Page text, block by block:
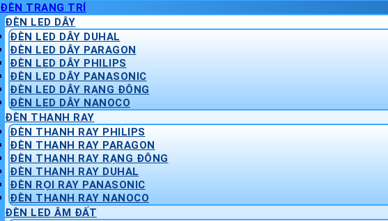
ĐÈN TRANG TRÍ
ĐÈN LED DÂY
ĐÈN LED DÂY DUHAL
ĐÈN LED DÂY PARAGON
ĐÈN LED DÂY PHILIPS
ĐÈN LED DÂY PANASONIC
ĐÈN LED DÂY RẠNG ĐÔNG
ĐÈN LED DÂY NANOCO
ĐÈN THANH RAY
ĐÈN THANH RAY PHILIPS
ĐÈN THANH RAY PARAGON
ĐÈN THANH RAY RẠNG ĐÔNG
ĐÈN THANH RAY DUHAL
ĐÈN RỌI RAY PANASONIC
ĐÈN THANH RAY NANOCO
ĐÈN LED ÂM ĐẤT